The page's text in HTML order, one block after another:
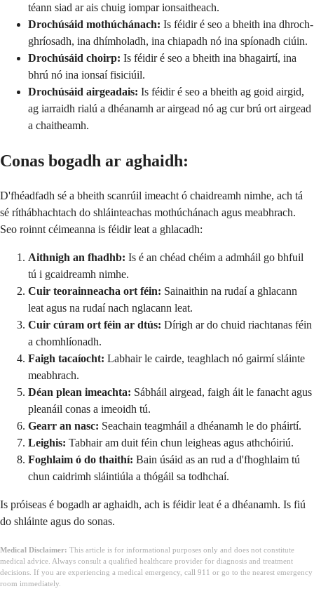
téann siad ar ais chuig iompar ionsaitheach.
Drochúsáid mothúchánach: Is féidir é seo a bheith ina dhroch-
ghríosadh, ina dhímholadh, ina chiapadh nó ina spíonadh ciúin.
Drochúsáid choirp: Is féidir é seo a bheith ina bhagairtí, ina
bhrú nó ina ionsaí fisiciúil.
Drochúsáid airgeadais: Is féidir é seo a bheith ag goid airgid,
ag iarraidh rialú a dhéanamh ar airgead nó ag cur brú ort airgead
a chaitheamh.
Conas bogadh ar aghaidh:
D'fhéadfadh sé a bheith scanrúil imeacht ó chaidreamh nimhe, ach tá
sé ríthábhachtach do shláinteachas mothúchánach agus meabhrach.
Seo roinnt céimeanna is féidir leat a ghlacadh:
Aithnigh an fhadhb: Is é an chéad chéim a admháil go bhfuil
tú i gcaidreamh nimhe.
Cuir teorainneacha ort féin: Sainaithin na rudaí a ghlacann
leat agus na rudaí nach nglacann leat.
Cuir cúram ort féin ar dtús: Dírigh ar do chuid riachtanas féin
a chomhlíonadh.
Faigh tacaíocht: Labhair le cairde, teaghlach nó gairmí sláinte
meabhrach.
Déan plean imeachta: Sábháil airgead, faigh áit le fanacht agus
pleanáil conas a imeoidh tú.
Gearr an nasc: Seachain teagmháil a dhéanamh le do pháirtí.
Leighis: Tabhair am duit féin chun leigheas agus athchóiriú.
Foghlaim ó do thaithí: Bain úsáid as an rud a d'fhoghlaim tú
chun caidrimh sláintiúla a thógáil sa todhchaí.
Is próiseas é bogadh ar aghaidh, ach is féidir leat é a dhéanamh. Is fiú
do shláinte agus do sonas.
Medical Disclaimer: This article is for informational purposes only and does not constitute
medical advice. Always consult a qualified healthcare provider for diagnosis and treatment
decisions. If you are experiencing a medical emergency, call 911 or go to the nearest emergency
room immediately.